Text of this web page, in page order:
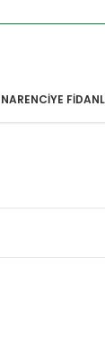
NARENCIYE